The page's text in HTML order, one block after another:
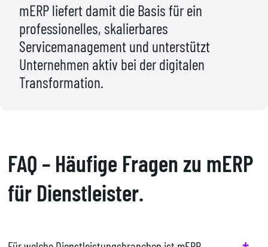
mERP liefert damit die Basis für ein
professionelles, skalierbares
Servicemanagement und unterstützt
Unternehmen aktiv bei der digitalen
Transformation.
FAQ – Häufige Fragen zu mERP
für Dienstleister.